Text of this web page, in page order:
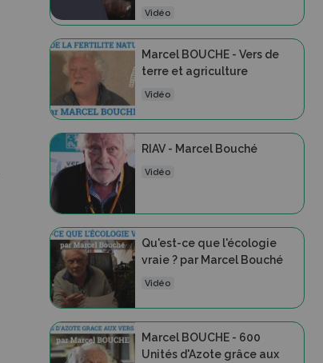
Vidéo
Marcel BOUCHE - Vers de
terre et agriculture
Vidéo
RIAV - Marcel Bouché
Vidéo
Qu'est-ce que l'écologie
vraie ? par Marcel Bouché
Vidéo
Marcel BOUCHE - 600
Unités d'Azote grâce aux